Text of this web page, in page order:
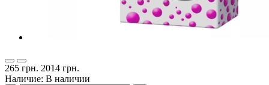
265 грн. 2014 грн.
Наличие: В наличии